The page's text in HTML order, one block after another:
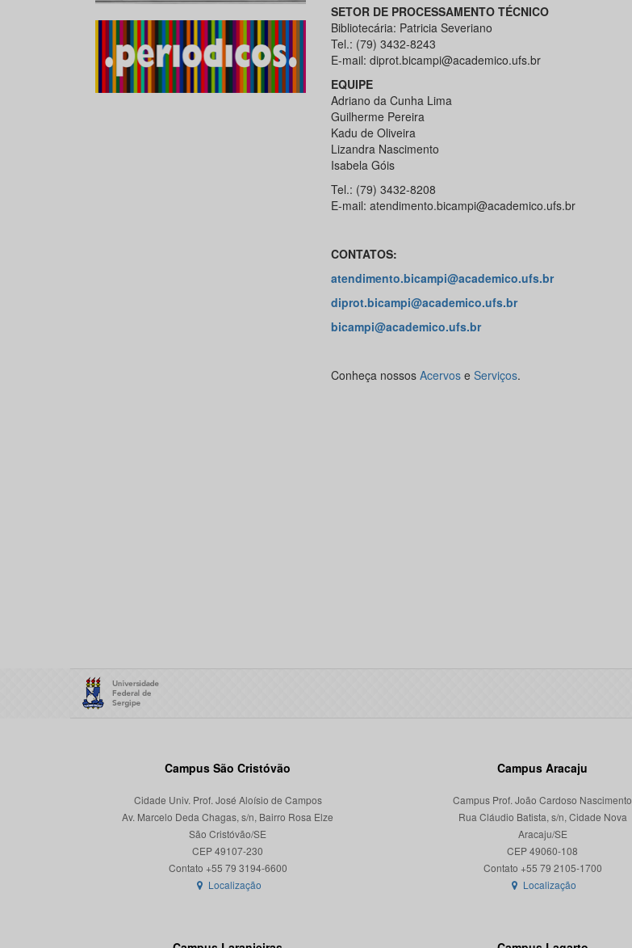
SETOR DE PROCESSAMENTO TÉCNICO
Bibliotecária: Patricia Severiano
Tel.: (79) 3432-8243
E-mail: diprot.bicampi@academico.ufs.br
EQUIPE
Adriano da Cunha Lima
Guilherme Pereira
Kadu de Oliveira
Lizandra Nascimento
Isabela Góis
Tel.: (79) 3432-8208
E-mail: atendimento.bicampi@academico.ufs.br
CONTATOS:
atendimento.bicampi@academico.ufs.br
diprot.bicampi@academico.ufs.br
bicampi@academico.ufs.br
Conheça nossos Acervose Serviços.
Campus São Cristóvão
Cidade Univ. Prof. José Aloísio de Campos
Av. Marcelo Deda Chagas, s/n, Bairro Rosa Elze
São Cristóvão/SE
CEP 49107-230
Localização
Campus Aracaju
Campus Prof. João Cardoso Nascimento
Rua Cláudio Batista, s/n, Cidade Nova
Aracaju/SE
CEP 49060-108
Localização